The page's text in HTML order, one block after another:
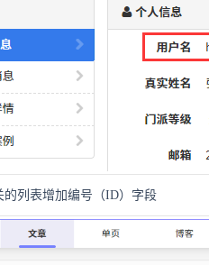
的列表增加编号（ID）字段